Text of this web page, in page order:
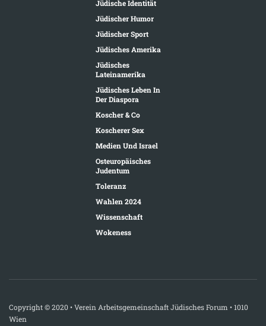
Jüdische Identität
Jüdischer Humor
Jüdischer Sport
Jüdisches Amerika
Jüdisches
Lateinamerika
Jüdisches Leben In
Der Diaspora
Koscher & Co
Koscherer Sex
Medien Und Israel
Osteuropäisches
Judentum
Toleranz
Wahlen 2024
Wissenschaft
Wokeness
Copyright © 2020 • Verein Arbeitsgemeinschaft Jüdisches Forum • 1010
Wien